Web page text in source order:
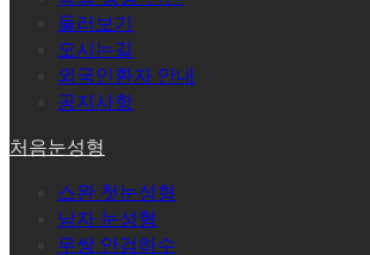
둘러보기
오시는길
외국인환자 안내
공지사항
처음눈성형
스완 첫눈성형
남자 눈성형
무쌍 안검하수